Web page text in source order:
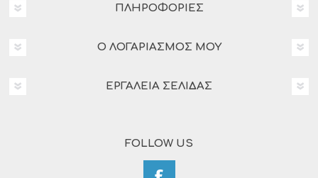
ΠΛΗΡΟΦΟΡΊΕΣ
Ο ΛΟΓΑΡΙΑΣΜΌΣ ΜΟΥ
ΕΡΓΑΛΕΊΑ ΣΕΛΊΔΑΣ
FOLLOW US